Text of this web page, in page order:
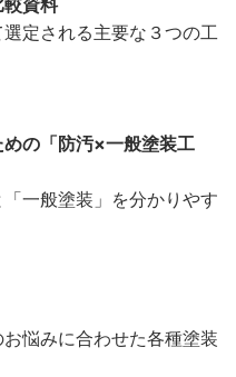
資料
定される主要な３つの工
の「防汚×一般塗装工
一般塗装」を分かりやす
悩みに合わせた各種塗装